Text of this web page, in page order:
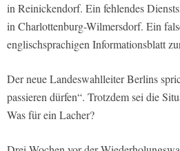
in Reinickendorf. Ein fehlendes
in Charlottenburg-Wilmersdorf. Ein
englischsprachigen Informationsblatt
Der neue Landeswahlleiter Berlins
passieren dürfen“. Trotzdem sei die
Was für ein Lacher?